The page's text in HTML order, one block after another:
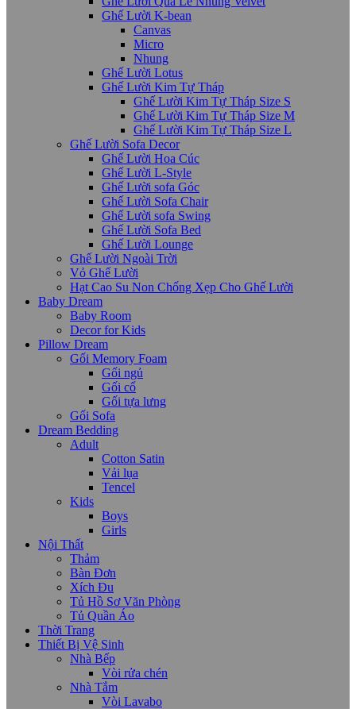
Ghế Lười K-bean
Canvas
Micro
Nhung
Ghế Lười Lotus
Ghế Lười Kim Tự Tháp
Ghế Lười Kim Tự Tháp Size S
Ghế Lười Kim Tự Tháp Size M
Ghế Lười Kim Tự Tháp Size L
Ghế Lười Sofa Decor
Ghế Lười Hoa Cúc
Ghế Lười L-Style
Ghế Lười sofa Góc
Ghế Lười Sofa Chair
Ghế Lười sofa Swing
Ghế Lười Sofa Bed
Ghế Lười Lounge
Ghế Lười Ngoài Trời
Vỏ Ghế Lười
Hạt Cao Su Non Chống Xẹp Cho Ghế Lười
Baby Dream
Baby Room
Decor for Kids
Pillow Dream
Gối Memory Foam
Gối ngủ
Gối cổ
Gối tựa lưng
Gối Sofa
Dream Bedding
Adult
Cotton Satin
Vải lụa
Tencel
Kids
Boys
Girls
Nội Thất
Thảm
Bàn Đơn
Xích Đu
Tủ Hồ Sơ Văn Phòng
Tủ Quần Áo
Thời Trang
Thiết Bị Vệ Sinh
Nhà Bếp
Vòi rửa chén
Nhà Tắm
Vòi Lavabo